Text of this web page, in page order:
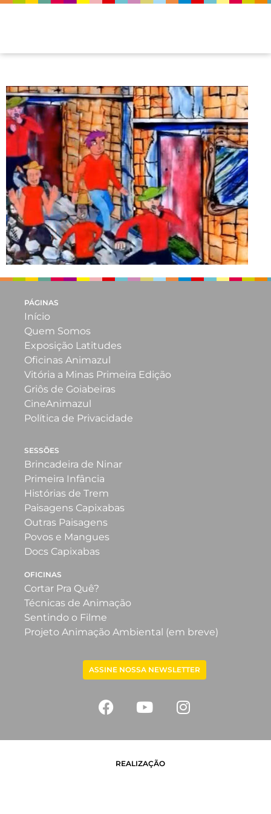
PÁGINAS
Início
Quem Somos
Exposição Latitudes
Oficinas Animazul
Vitória a Minas Primeira Edição
Griôs de Goiabeiras
CineAnimazul
Política de Privacidade
SESSÕES
Brincadeira de Ninar
Primeira Infância
Histórias de Trem
Paisagens Capixabas
Outras Paisagens
Povos e Mangues
Docs Capixabas
OFICINAS
Cortar Pra Quê?
Técnicas de Animação
Sentindo o Filme
Projeto Animação Ambiental (em breve)
ASSINE NOSSA NEWSLETTER
REALIZAÇÃO